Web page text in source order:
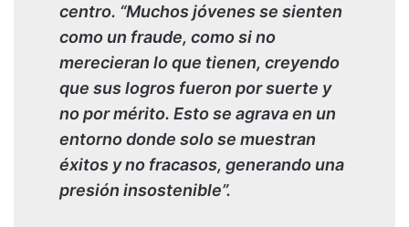
centro. “Muchos jóvenes se sienten
como un fraude, como si no
merecieran lo que tienen, creyendo
que sus logros fueron por suerte y
no por mérito. Esto se agrava en un
entorno donde solo se muestran
éxitos y no fracasos, generando una
presión insostenible”.